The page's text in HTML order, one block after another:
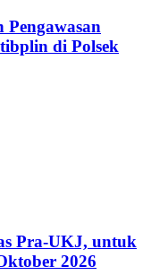
di Polsek
Pra-UKJ, untuk
2026